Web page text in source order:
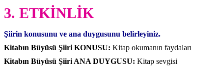
3. ETKİNLİK
Şiirin konusunu ve ana duygusunu belirleyiniz.
Kitabın Büyüsü Şiiri KONUSU: Kitap okumanın faydaları
Kitabın Büyüsü Şiiri ANA DUYGUSU: Kitap sevgisi